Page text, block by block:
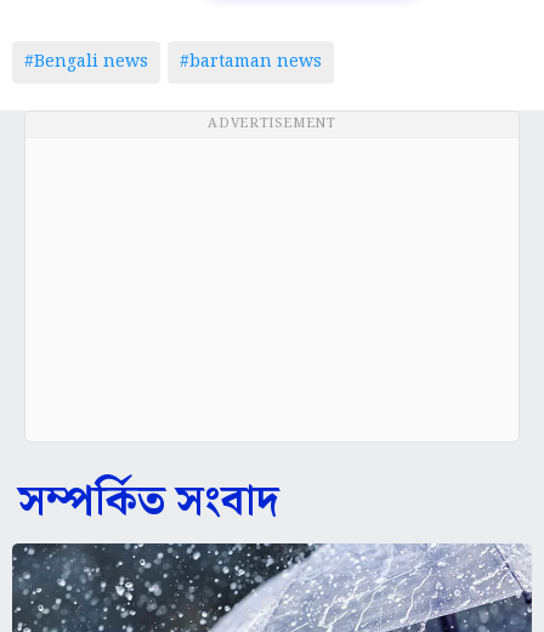
#Bengali news #bartaman news
ADVERTISEMENT
সম্পর্কিত সংবাদ